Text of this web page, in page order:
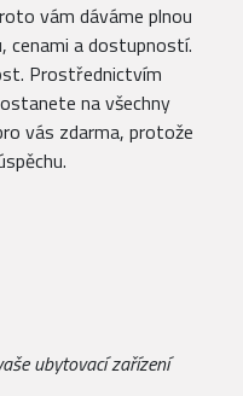
vám dáváme plnou
cenami a dostupností.
Prostřednictvím
na všechny
vás zdarma, protože
ubytovací zařízení